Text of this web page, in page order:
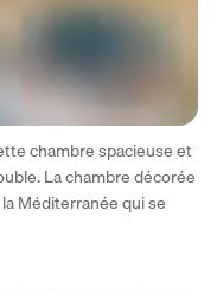
chambre spacieuse et
La chambre décorée
Méditerranée qui se